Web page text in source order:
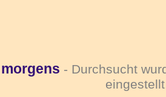
morgens - Durchsucht